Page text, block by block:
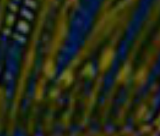
Ηχεία για Laptop